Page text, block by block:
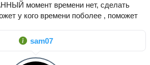
момент времени нет, сделать
у кого времени поболее , поможет
sam07